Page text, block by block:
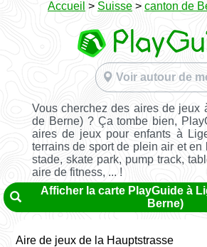
Accueil > Suisse > canton de
Voir autour de
Vous cherchez des aires de jeux
de Berne) ? Ça tombe bien,
aires de jeux pour enfants à
terrains de sport de plein air et en
stade, skate park, pump track,
aire de fitness, ... !
Afficher la carte PlayGuide à
Berne)
Aire de jeux de la Hauptstrasse